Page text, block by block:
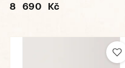
8 690 Kč